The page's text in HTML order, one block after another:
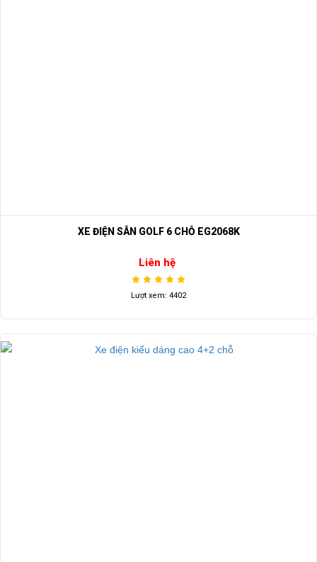
XE ĐIỆN SÂN GOLF 6 CHỖ EG2068K
Liên hệ
Lượt xem: 4402